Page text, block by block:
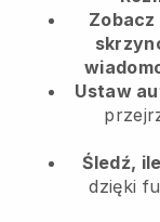
Ustaw
Śledź,
dzięki